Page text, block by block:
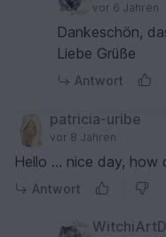
vor 6 Jahren
Dankeschön,
Liebe Grüße
Antwort
patricia-uribe
vor 8 Jahren
Hello ... nice day, how
Antwort